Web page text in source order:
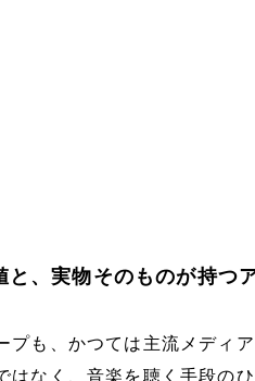
と、実物そのものが持つ
プも、かつては主流メディ
はなく、音楽を聴く手段の